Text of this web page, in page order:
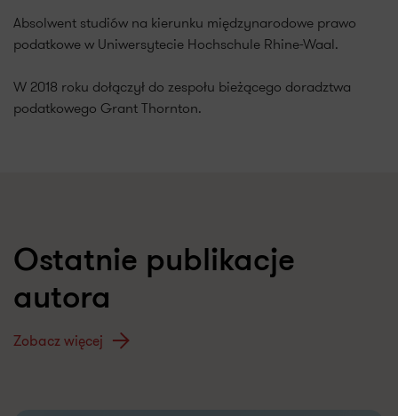
Absolwent studiów na kierunku międzynarodowe prawo
podatkowe w Uniwersytecie Hochschule Rhine-Waal.
W 2018 roku dołączył do zespołu bieżącego doradztwa
podatkowego Grant Thornton.
Ostatnie publikacje
autora
Zobacz więcej